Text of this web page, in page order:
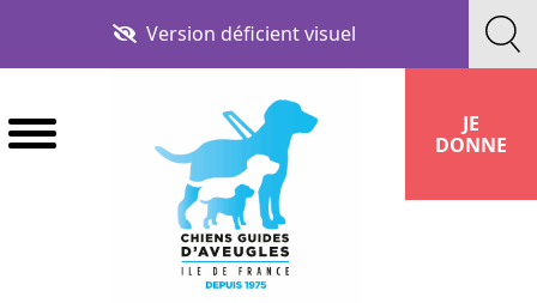
la
contenu
Version déficient visuel
JE
DONNE